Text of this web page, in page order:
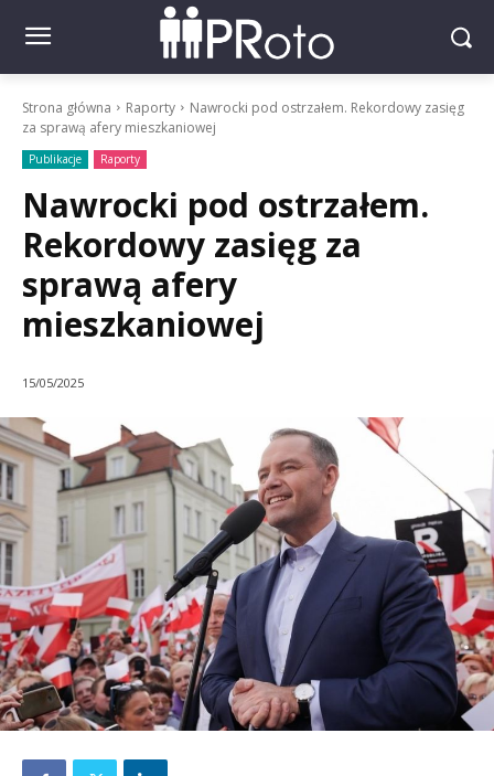
Strona główna Raporty
Nawrocki pod ostrzałem. Rekordowy zasięg
za sprawą afery mieszkaniowej
Publikacje Raporty
Nawrocki pod ostrzałem.
Rekordowy zasięg za
sprawą afery
mieszkaniowej
15/05/2025